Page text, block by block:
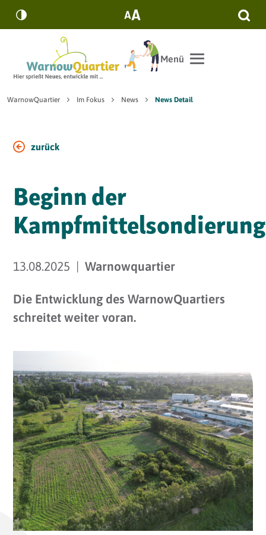
Menü
Sie sind hier:
WarnowQuartier Im Fokus News News Detail
zurück
Beginn der
Kampfmittelsondierung
13.08.2025 | Warnowquartier
Die Entwicklung des WarnowQuartiers
schreitet weiter voran.